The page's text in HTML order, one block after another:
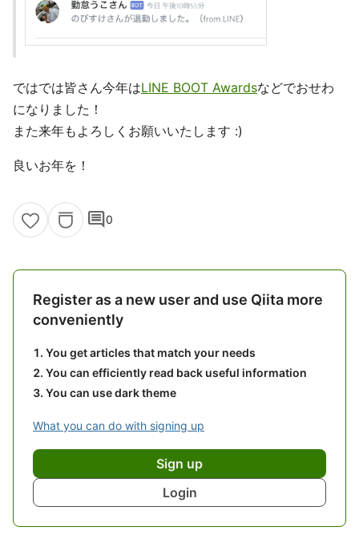
ではでは皆さん今年はLINE BOOT Awardsなどでおせわ
になりました！
また来年もよろしくお願いいたします :)
良いお年を！
comment0
Register as a new user and use Qiita more
conveniently
You get articles that match your needs
You can efficiently read back useful information
You can use dark theme
What you can do with signing up
Sign up
Login